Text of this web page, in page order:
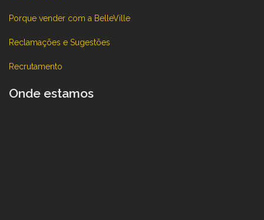
Porque vender com a BelleVille
Reclamações e Sugestões
Recrutamento
Onde estamos